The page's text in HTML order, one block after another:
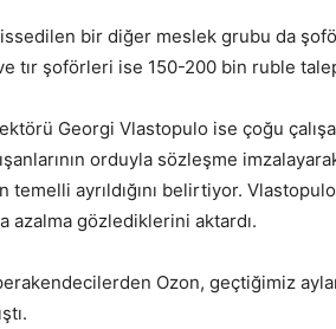
bir diğer meslek grubu da
tır şoförleri ise 150-200 bin ruble
Georgi Vlastopulo ise çoğu
orduyla sözleşme
temelli ayrıldığını belirtiyor.
azalma gözlediklerini aktardı.
Ozon, geçtiğimiz